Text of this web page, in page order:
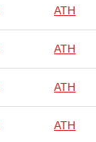
ATH
ATH
ATH
ATH